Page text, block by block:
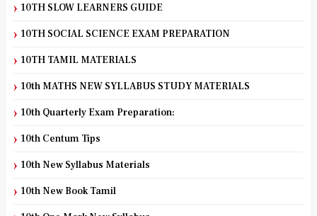
10TH SLOW LEARNERS GUIDE
10TH SOCIAL SCIENCE EXAM PREPARATION
10TH TAMIL MATERIALS
10th MATHS NEW SYLLABUS STUDY MATERIALS
10th Quarterly Exam Preparation:
10th Centum Tips
10th New Syllabus Materials
10th New Book Tamil